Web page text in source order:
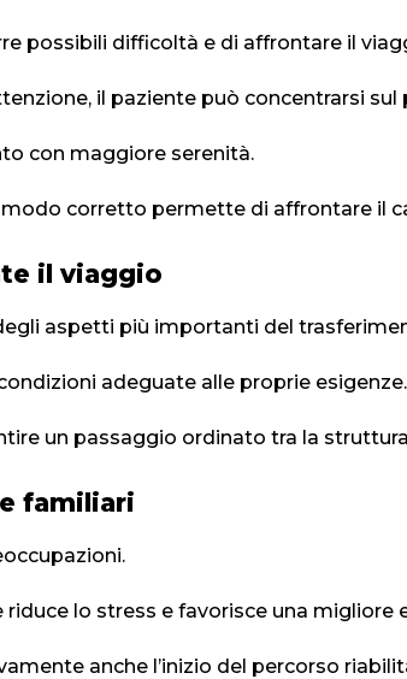
possibili difficoltà e di affrontare il
il paziente può concentrarsi
con maggiore serenità.
corretto permette di affrontare il
il viaggio
aspetti più importanti del
adeguate alle proprie esigenze.
un passaggio ordinato tra la
familiari
lo stress e favorisce una migliore
anche l’inizio del percorso